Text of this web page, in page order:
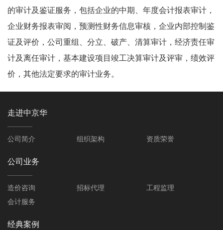
的审计及鉴证服务，包括企业的中期、年度会计报表审计，
企业财务报表审阅，预测性财务信息审核，企业内部控制鉴
证及评价，公司重组、分立、破产、清算审计，经济责任审
计及离任审计，基本建设项目竣工决算审计及评审，绩效评
价，其他法定要求的审计业务。
走进中京华
公司简介 组织架构 资质荣誉
公司业务
造价咨询 招标代理
工程监理
会计服务
经典案例